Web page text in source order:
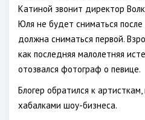
Катиной звонит директор
Юля не будет сниматься
должна сниматься первой.
как последняя малолетняя
отозвался фотограф о певице.
Блогер обратился к
хабалками шоу-бизнеса.